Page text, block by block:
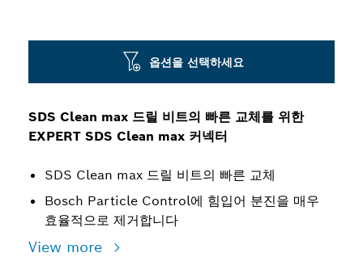
SDS Clean max 드릴 비트의 빠른 교체를 위한
EXPERT SDS Clean max 커넥터
SDS Clean max 드릴 비트의 빠른 교체
Bosch Particle Control에 힘입어 분진을 매우
효율적으로 제거합니다
View more
옵션을 선택하세요